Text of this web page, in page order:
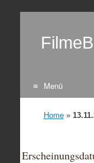
Menü
Home»